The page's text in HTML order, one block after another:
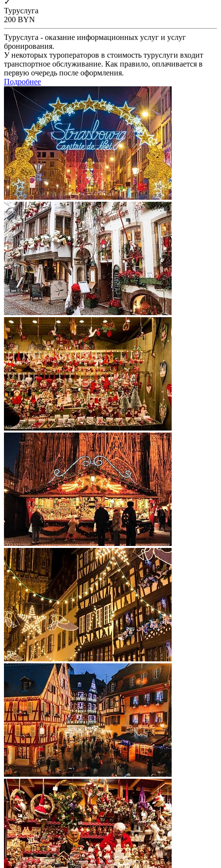
Туруслуга
200 BYN
Туруслуга - оказание информационных услуг и услуг
бронирования.
У некоторых туроператоров в стоимость туруслуги входит
транспортное обслуживание. Как правило, оплачивается в
первую очередь после оформления.
Подробнее